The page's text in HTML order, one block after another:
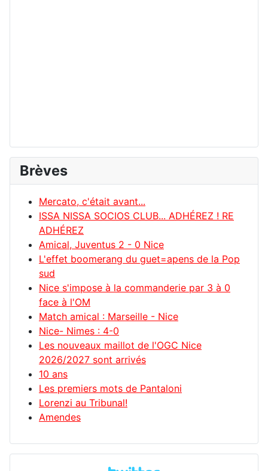
Brèves
Mercato, c'était avant...
ISSA NISSA SOCIOS CLUB... ADHÉREZ ! RE
ADHÉREZ
Amical, Juventus 2 - 0 Nice
L'effet boomerang du guet=apens de la Pop
sud
Nice s'impose à la commanderie par 3 à 0
face à l'OM
Match amical : Marseille - Nice
Nice- Nimes : 4-0
Les nouveaux maillot de l'OGC Nice
2026/2027 sont arrivés
10 ans
Les premiers mots de Pantaloni
Lorenzi au Tribunal!
Amendes